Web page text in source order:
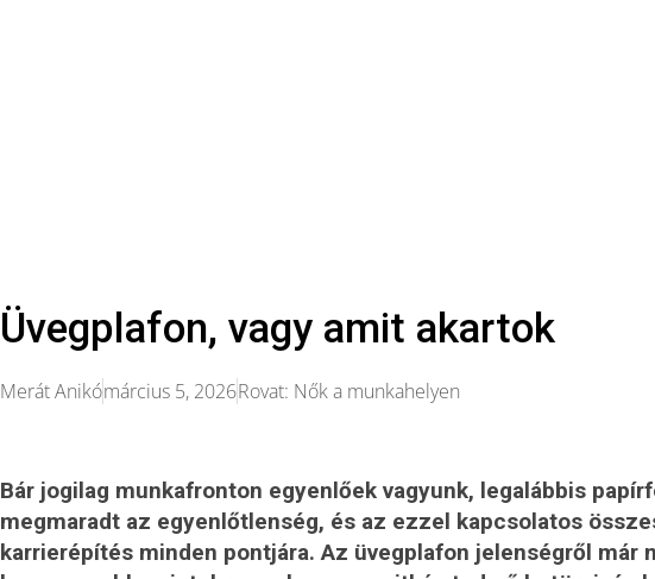
Üvegplafon, vagy amit akartok
Merát Anikómárcius 5, 2026Rovat: Nők a munkahelyen
Bár jogilag munkafronton egyenlőek vagyunk, legalábbis
megmaradt az egyenlőtlenség, és az ezzel kapcsolatos
karrierépítés minden pontjára. Az üvegplafon jelenségről már